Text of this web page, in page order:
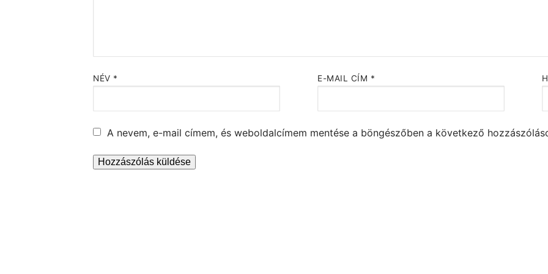
NÉV * E-MAIL CÍM *
A nevem, e-mail címem, és weboldalcímem mentése a böngészőben a következő